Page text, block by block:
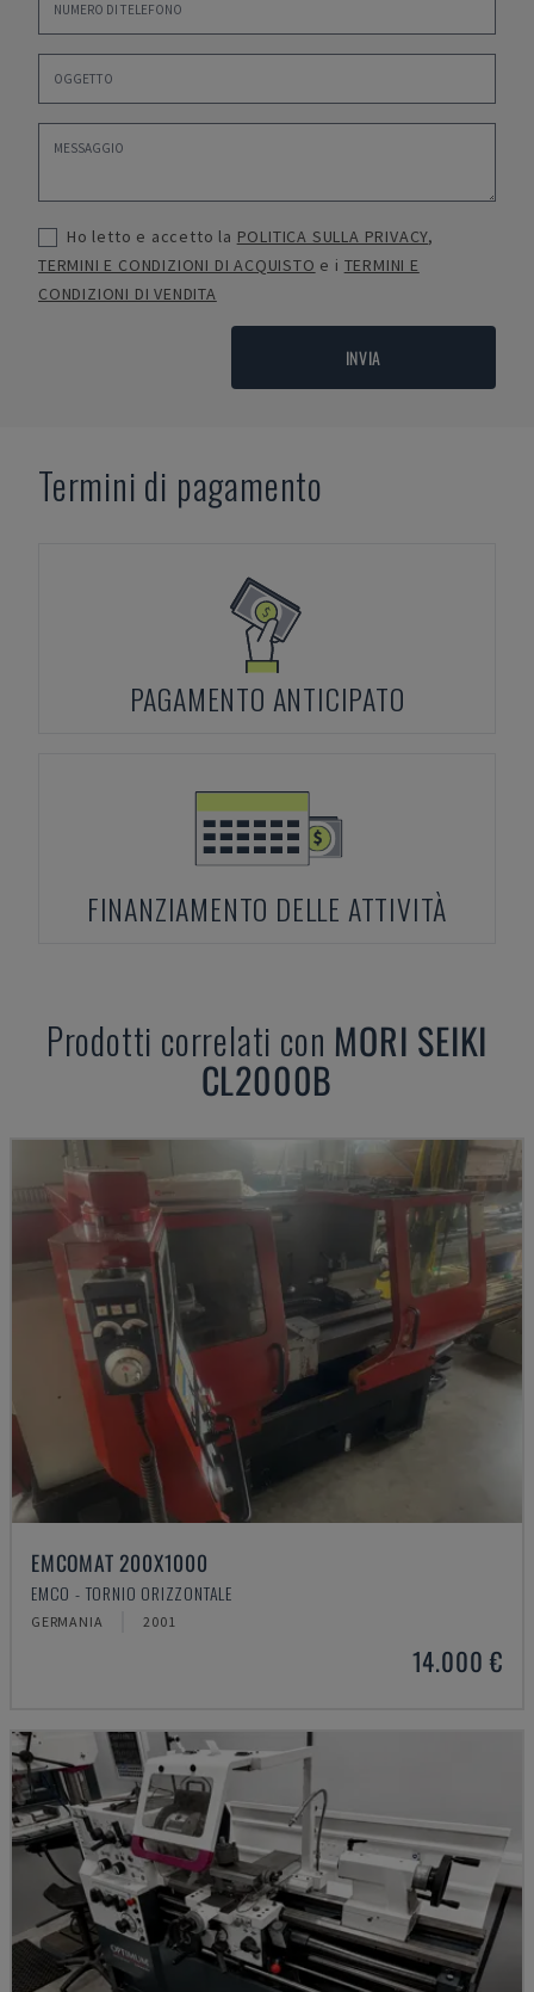
Ho letto e accetto la POLITICA SULLA PRIVACY,
TERMINI E CONDIZIONI DI ACQUISTO e i TERMINI E
CONDIZIONI DI VENDITA
INVIA
Termini di pagamento
PAGAMENTO ANTICIPATO
FINANZIAMENTO DELLE ATTIVITÀ
Prodotti correlati con MORI SEIKI
CL2000B
EMCOMAT 200X1000
EMCO - TORNIO ORIZZONTALE
GERMANIA 2001
14.000 €